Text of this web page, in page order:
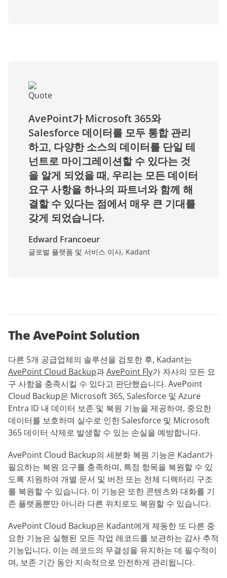
AvePoint가 Microsoft 365와
Salesforce 데이터를 모두 통합 관리
하고, 다양한 소스의 데이터를 단일 테
넌트로 마이그레이션할 수 있다는 것
을 알게 되었을 때, 우리는 모든 데이터
요구 사항을 하나의 파트너와 함께 해
결할 수 있다는 점에서 매우 큰 기대를
갖게 되었습니다.
Edward Francoeur
글로벌 플랫폼 및 서비스 이사, Kadant
The AvePoint Solution
다른 5개 공급업체의 솔루션을 검토한 후, Kadant는
AvePoint Cloud Backup과AvePoint Fly가 자사의 모든 요
구 사항을 충족시킬 수 있다고 판단했습니다. AvePoint
Cloud Backup은 Microsoft 365, Salesforce 및 Azure
Entra ID 내 데이터 보존 및 복원 기능을 제공하여, 중요한
데이터를 보호하며 실수로 인한 Salesforce 및 Microsoft
365 데이터 삭제로 발생할 수 있는 손실을 예방합니다.
AvePoint Cloud Backup의 세분화 복원 기능은 Kadant가
필요하는 복원 요구를 충족하며, 특정 항목을 복원할 수 있
도록 지원하여 개별 문서 및 버전 또는 전체 디렉터리 구조
를 복원할 수 있습니다. 이 기능은 또한 콘텐츠와 대화를 기
존 플랫폼뿐만 아니라 다른 위치로도 복원할 수 있습니다.
AvePoint Cloud Backup은 Kadant에게 제동한 또 다른 중
요한 기능은 실행된 모든 작업 레코드를 보관하는 감사 추적
기능입니다. 이는 레코드의 무결성을 유지하는 데 필수적이
며, 보존 기간 동안 지속적으로 안전하게 관리됩니다.